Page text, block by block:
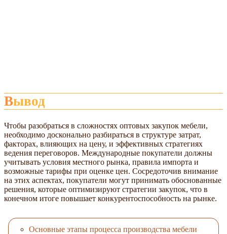
Вывод
Чтобы разобраться в сложностях оптовых закупок мебели,
необходимо досконально разбираться в структуре затрат,
факторах, влияющих на цену, и эффективных стратегиях
ведения переговоров. Международные покупатели должны
учитывать условия местного рынка, правила импорта и
возможные тарифы при оценке цен. Сосредоточив внимание
на этих аспектах, покупатели могут принимать обоснованные
решения, которые оптимизируют стратегии закупок, что в
конечном итоге повышает конкурентоспособность на рынке.
Основные этапы процесса производства мебели